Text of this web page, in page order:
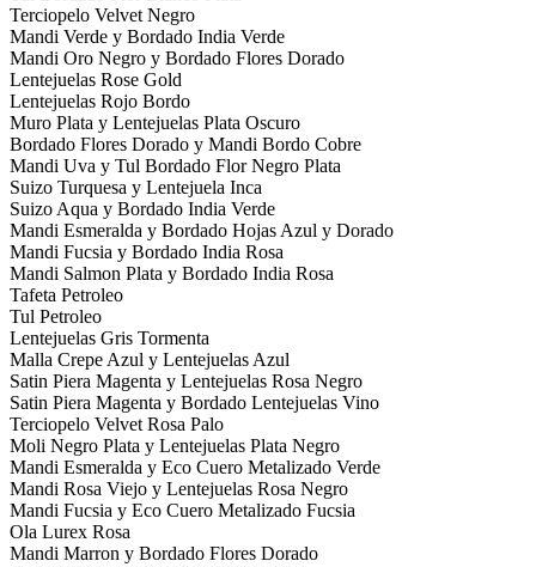
Terciopelo Velvet Negro
Mandi Verde y Bordado India Verde
Mandi Oro Negro y Bordado Flores Dorado
Lentejuelas Rose Gold
Lentejuelas Rojo Bordo
Muro Plata y Lentejuelas Plata Oscuro
Bordado Flores Dorado y Mandi Bordo Cobre
Mandi Uva y Tul Bordado Flor Negro Plata
Suizo Turquesa y Lentejuela Inca
Suizo Aqua y Bordado India Verde
Mandi Esmeralda y Bordado Hojas Azul y Dorado
Mandi Fucsia y Bordado India Rosa
Mandi Salmon Plata y Bordado India Rosa
Tafeta Petroleo
Tul Petroleo
Lentejuelas Gris Tormenta
Malla Crepe Azul y Lentejuelas Azul
Satin Piera Magenta y Lentejuelas Rosa Negro
Satin Piera Magenta y Bordado Lentejuelas Vino
Terciopelo Velvet Rosa Palo
Moli Negro Plata y Lentejuelas Plata Negro
Mandi Esmeralda y Eco Cuero Metalizado Verde
Mandi Rosa Viejo y Lentejuelas Rosa Negro
Mandi Fucsia y Eco Cuero Metalizado Fucsia
Ola Lurex Rosa
Mandi Marron y Bordado Flores Dorado